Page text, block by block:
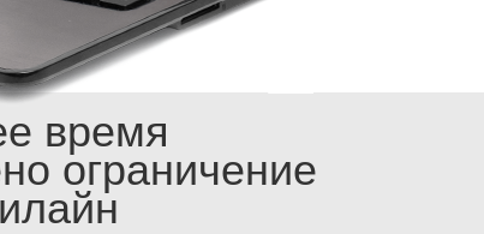
время
ограничение